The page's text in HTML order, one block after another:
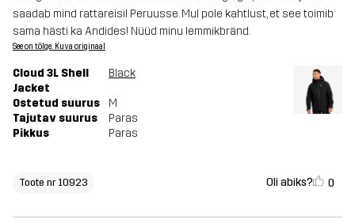
saadab mind rattareisil Peruusse. Mul pole kahtlust, et see toimib
sama hästi ka Andides! Nüüd minu lemmikbränd.
See on tõlge. Kuva originaal
Cloud 3L Shell
Jacket
Black
Ostetud suurus
M
Tajutav suurus
Paras
Pikkus
Paras
Toote nr 10923 Oli abiks? 0